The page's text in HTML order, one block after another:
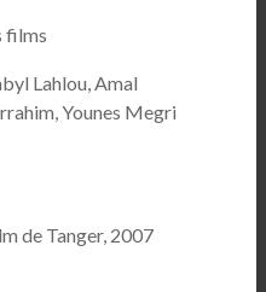
films
Lahlou, Amal
Younes Megri
de Tanger, 2007